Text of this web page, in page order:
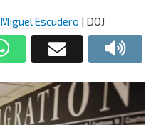
Miguel Escudero | DOJ